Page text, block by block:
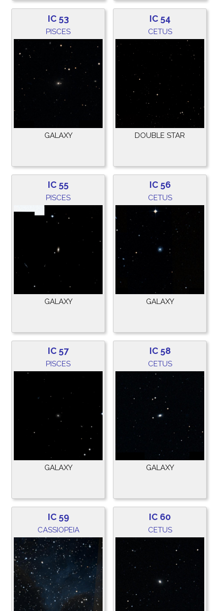
IC 53
PISCES
GALAXY
IC 54
CETUS
DOUBLE STAR
IC 55
PISCES
GALAXY
IC 56
CETUS
GALAXY
IC 57
PISCES
GALAXY
IC 58
CETUS
GALAXY
IC 59
CASSIOPEIA
IC 60
CETUS